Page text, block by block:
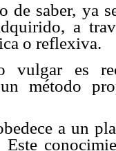
de saber, ya
a
o reflexiva.
vulgar es
método
a un
Este